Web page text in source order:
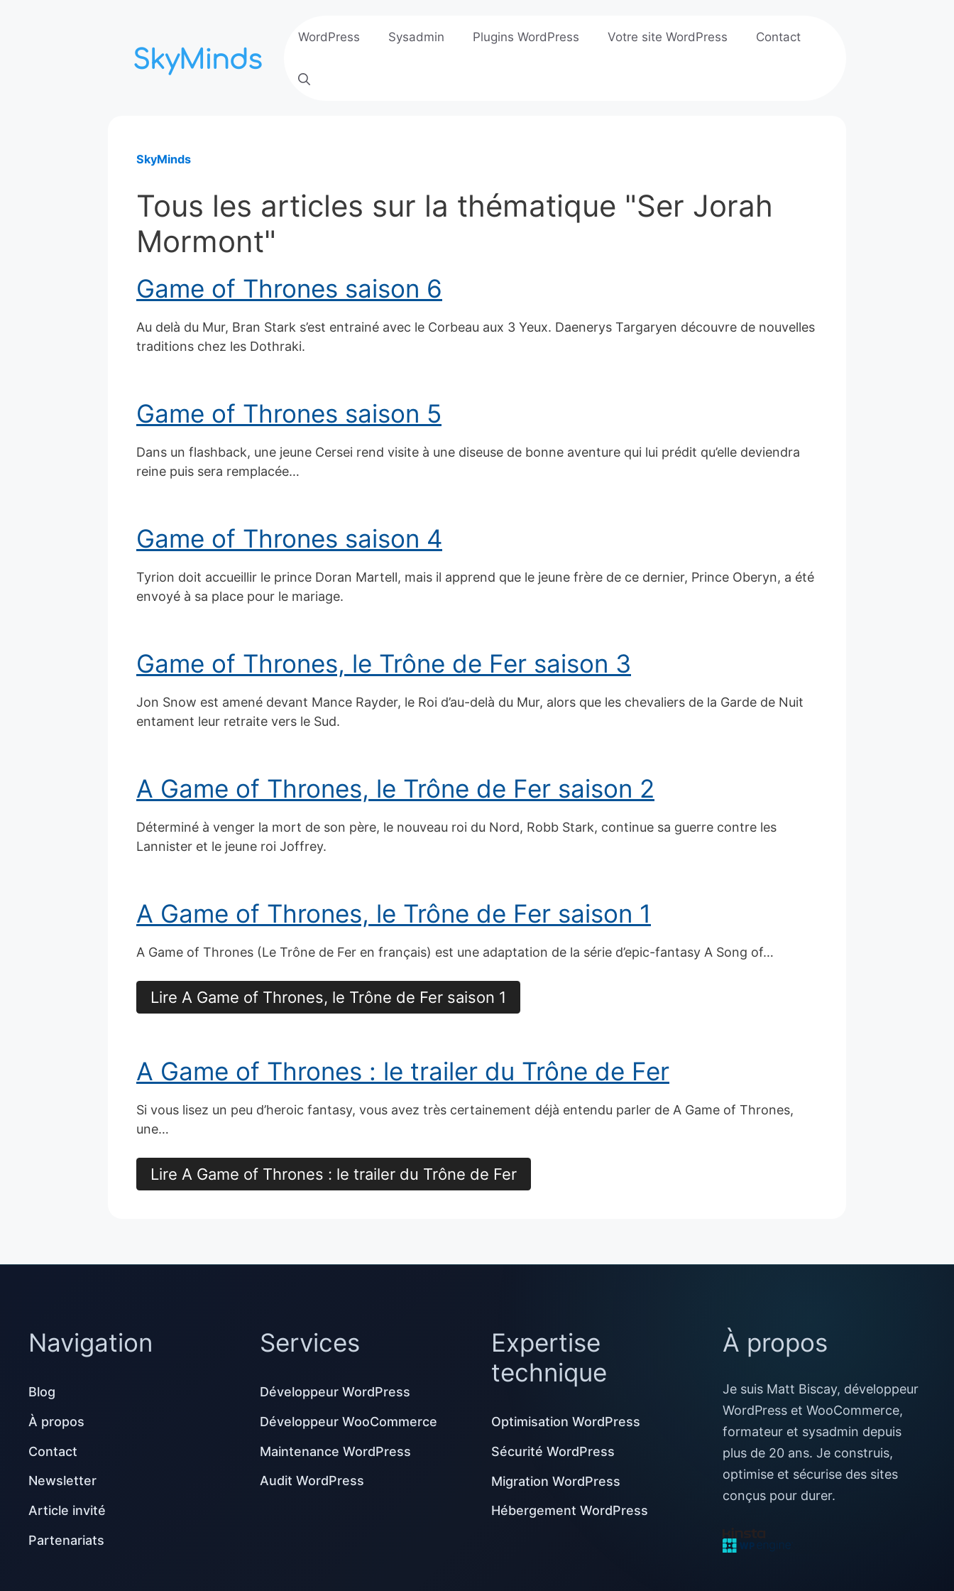
WordPress Sysadmin Plugins WordPress Votre site WordPress Contact
SkyMinds
Tous les articles sur la thématique "Ser Jorah
Mormont"
Game of Thrones saison 6
Au delà du Mur, Bran Stark s’est entrainé avec le Corbeau aux 3 Yeux. Daenerys Targaryen découvre de nouvelles
traditions chez les Dothraki.
Game of Thrones saison 5
Dans un flashback, une jeune Cersei rend visite à une diseuse de bonne aventure qui lui prédit qu’elle deviendra
reine puis sera remplacée…
Game of Thrones saison 4
Tyrion doit accueillir le prince Doran Martell, mais il apprend que le jeune frère de ce dernier, Prince Oberyn, a été
envoyé à sa place pour le mariage.
Game of Thrones, le Trône de Fer saison 3
Jon Snow est amené devant Mance Rayder, le Roi d’au-delà du Mur, alors que les chevaliers de la Garde de Nuit
entament leur retraite vers le Sud.
A Game of Thrones, le Trône de Fer saison 2
Déterminé à venger la mort de son père, le nouveau roi du Nord, Robb Stark, continue sa guerre contre les
Lannister et le jeune roi Joffrey.
A Game of Thrones, le Trône de Fer saison 1
A Game of Thrones (Le Trône de Fer en français) est une adaptation de la série d’epic-fantasy A Song of…
Lire A Game of Thrones, le Trône de Fer saison 1
A Game of Thrones : le trailer du Trône de Fer
Si vous lisez un peu d’heroic fantasy, vous avez très certainement déjà entendu parler de A Game of Thrones,
une…
Lire A Game of Thrones : le trailer du Trône de Fer
Navigation
Blog
À propos
Contact
Newsletter
Article invité
Partenariats
Services
Développeur WordPress
Développeur WooCommerce
Maintenance WordPress
Audit WordPress
Expertise
technique
Optimisation WordPress
Sécurité WordPress
Migration WordPress
Hébergement WordPress
À propos
Je suis Matt Biscay, développeur
WordPress et WooCommerce,
formateur et sysadmin depuis
plus de 20 ans. Je construis,
optimise et sécurise des sites
conçus pour durer.